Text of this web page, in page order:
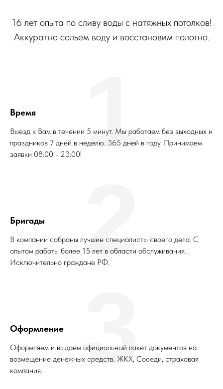
16 лет опыта по сливу воды с натяжных потолков!
Аккуратно сольем воду и восстановим полотно.
Время
Выезд к Вам в течении 5 минут. Мы работаем без выходных и
праздников 7 дней в неделю. 365 дней в году. Принимаем
заявки 08:00 - 23:00! 1
Бригады
В компании собраны лучшие специалисты своего дела. С
опытом работы более 15 лет в области обслуживания.
Исключительно граждане РФ.2
Оформление
Оформляем и выдаем официальный пакет документов на
возмещение денежных средств. ЖКХ, Соседи, страховая
компания.
3